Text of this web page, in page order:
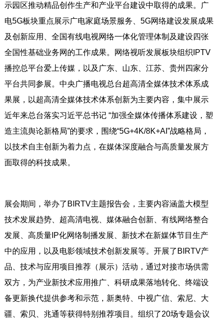
示园区推动精品创作生产和产业平台建设中取得的成果。广
电5G板块重点展示广电家庭场景服务、5G网络建设发展成果
及创新应用、全国有线电视网络一体化管理体制及建设四张
全国性基础业务网的工作成果。网络视听发展板块组织IPTV
播控总平台爱上传媒，以及广东、山东、江苏、贵州四家分
平台共同参展。中央广播电视总台超高清全媒体技术体系成
果展，以超高清全媒体技术体系创新为主要内容，集中展示
近年来总台落实习近平总书记 “加强全媒体传播体系建设，塑
造主流舆论新格局”的要求，围绕“5G+4K/8K+AI”战略格局，
以技术自主创新为着力点，在媒体深度融合与高质量发展方
面取得的科技成果。
展会期间，举办了BIRTV主题报告会，主要内容涵盖大模型
技术发展趋势、超高清电视、媒体融合创新、有线网络整合
发展、高质量IP化网络制播发展、新技术在新媒体节目生产
中的应用，以及电影领域技术创新发展等。开展了BIRTV产
品、技术与应用项目推荐（展示）活动，通过对接市场供需
双方，为产业新技术应用推广、科研成果落地转化、终端设
备更新换代提供参考和示范，新奥特、中视广信、索尼、大
疆、索贝、兆通等获得特别推荐项目。组织了20场专题会议